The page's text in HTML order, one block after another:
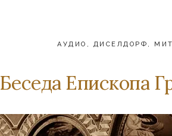
АУДИО , ДИСЕЛДОРФ ,
Беседа Епископа